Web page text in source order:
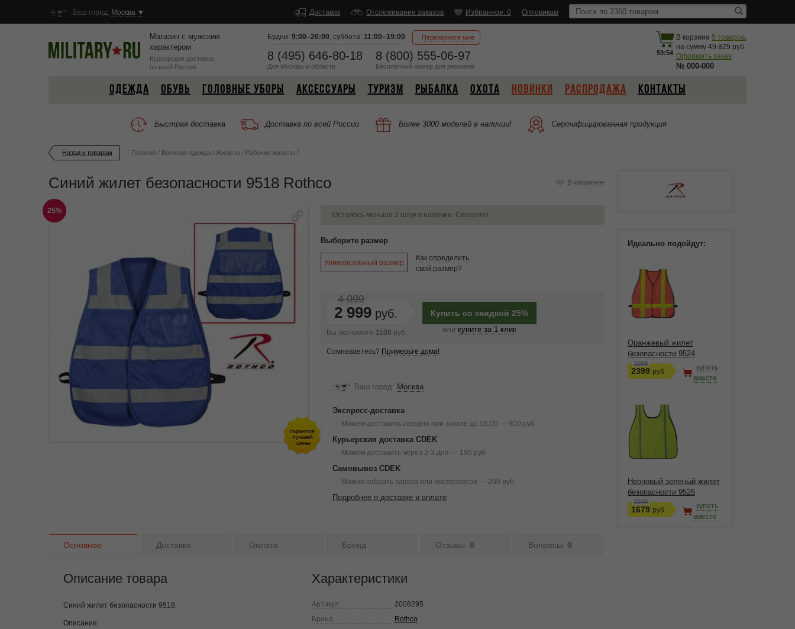
Ваш город: Москва ▼ Доставка Отслеживание заказов Избранное: 0 Оптовикам
Магазин с мужским
характером
Курьерская доставка
по всей России
Будни: 9:00–20:00, суббота: 11:00–19:00
8 (495) 646-80-18
Для Москвы и области
8 (800) 555-06-97
Бесплатный номер для регионов
Перезвоните мне
59:53
В корзине 5 товаров,
на сумму 49 829
Оформить заказ
№ 000-000
ОДЕЖДА ОБУВЬ ГОЛОВНЫЕ УБОРЫ АКСЕССУАРЫ ТУРИЗМ РЫБАЛКА ОХОТА НОВИНКИ РАСПРОДАЖА КОНТАКТЫ
Быстрая доставка Доставка по всей России Более 3000 моделей в наличии! Сертифицированная продукция
Назад к товарам Главная / Военная одежда / Жилеты / Рабочие жилеты /
Синий жилет безопасности 9518 Rothco В избранное
25% Осталось меньше 2 штук в наличии. Спешите!
Выберите размер
Универсальный размер
Как определить
свой размер?
2 999
4 099
Вы экономите 1100 руб.
Купить со скидкой 25%
или купите за 1 клик
Сомневаетесь? Примерьте дома!
Ваш город: Москва
Экспресс-доставка
— Можем доставить сегодня при заказе до 16:00 — 900 руб
Курьерская доставка CDEK
— Можем доставить через 2-3 дня — 195 руб
Самовывоз CDEK
— Можно забрать завтра или послезавтра — 200 руб
Подробнее о доставке и оплате
Основное Доставка Оплата Бренд Отзывы: 0 Вопросы: 0
Описание товара
Синий жилет безопасности 9518.
Описание:
Характеристики
Артикул
2008295
Бренд
Rothco
Идеально подойдут:
Оранжевый жилет
безопасности 9524
3299
2399 руб.
купить
вместе
Неоновый зеленый жилет
безопасности 9526
2249
1679 руб.
купить
вместе